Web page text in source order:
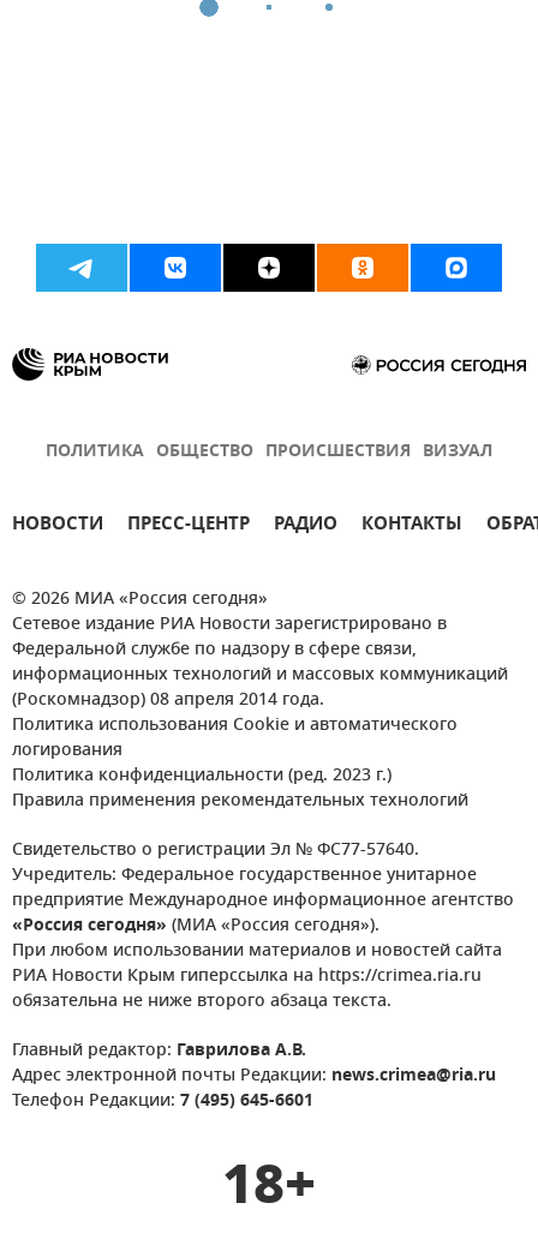
ПОЛИТИКА ОБЩЕСТВО ПРОИСШЕСТВИЯ ВИЗУАЛ
НОВОСТИ ПРЕСС-ЦЕНТР РАДИО КОНТАКТЫ
© 2026 МИА «Россия сегодня»
Сетевое издание РИА Новости зарегистрировано в
Федеральной службе по надзору в сфере связи,
информационных технологий и массовых коммуникаций
(Роскомнадзор) 08 апреля 2014 года.
Политика использования Cookie и автоматического
логирования
Политика конфиденциальности (ред. 2023 г.)
Правила применения рекомендательных технологий
Свидетельство о регистрации Эл № ФС77-57640.
Учредитель: Федеральное государственное унитарное
предприятие Международное информационное агентство
«Россия сегодня» (МИА «Россия сегодня»).
При любом использовании материалов и новостей сайта
РИА Новости Крым гиперссылка на https://crimea.ria.ru
обязательна не ниже второго абзаца текста.
Главный редактор: Гаврилова А.В.
Адрес электронной почты Редакции: news.crimea@ria.ru
Телефон Редакции: 7 (495) 645-6601
18+